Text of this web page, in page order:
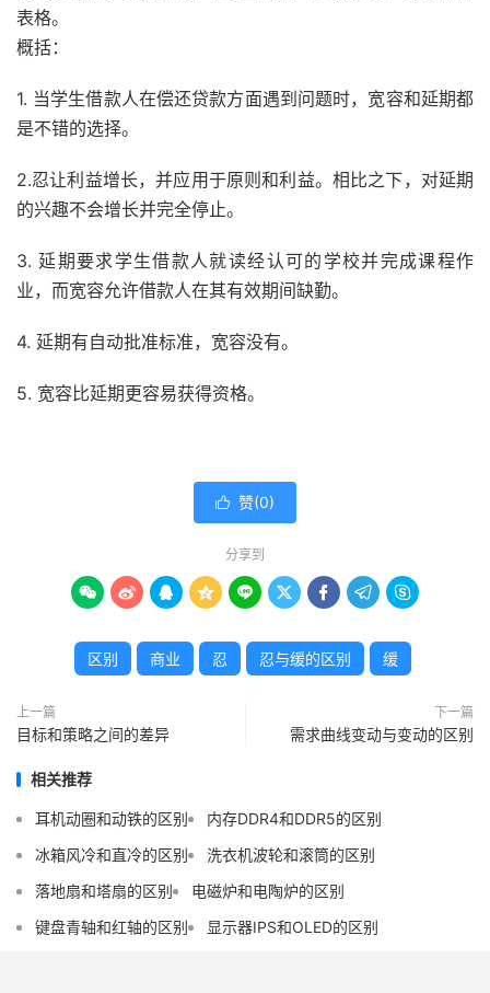
表格。
概括：
1. 当学生借款人在偿还贷款方面遇到问题时，宽容和延期都
是不错的选择。
2.忍让利益增长，并应用于原则和利益。相比之下，对延期
的兴趣不会增长并完全停止。
3. 延期要求学生借款人就读经认可的学校并完成课程作
业，而宽容允许借款人在其有效期间缺勤。
4. 延期有自动批准标准，宽容没有。
5. 宽容比延期更容易获得资格。
 赞(0)
分享到
        
区别 商业 忍 忍与缓的区别 缓
上一篇
目标和策略之间的差异
下一篇
需求曲线变动与变动的区别
相关推荐
耳机动圈和动铁的区别
内存DDR4和DDR5的区别
冰箱风冷和直冷的区别
洗衣机波轮和滚筒的区别
落地扇和塔扇的区别
电磁炉和电陶炉的区别
键盘青轴和红轴的区别
显示器IPS和OLED的区别